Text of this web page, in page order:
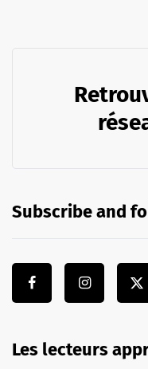
Subscribe and
Les lecteurs